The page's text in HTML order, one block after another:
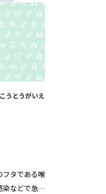
い場合は手術
うとうがいえ
フタである喉
などで急に